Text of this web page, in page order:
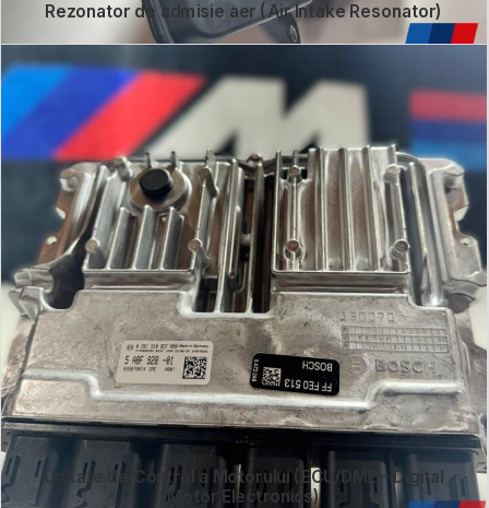
Rezonator de admisie aer (Air Intake Resonator)
Unitate de Control a Motorului (ECU/DME – Digital
Motor Electronics)